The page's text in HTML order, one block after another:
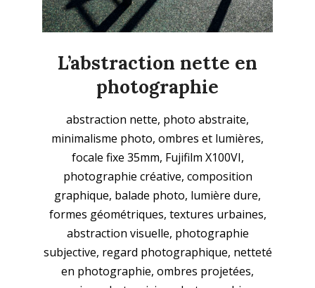
L’abstraction nette en
photographie
23
abstraction nette, photo abstraite,
minimalisme photo, ombres et lumières,
focale fixe 35mm, Fujifilm X100VI,
photographie créative, composition
graphique, balade photo, lumière dure,
formes géométriques, textures urbaines,
abstraction visuelle, photographie
subjective, regard photographique, netteté
en photographie, ombres projetées,